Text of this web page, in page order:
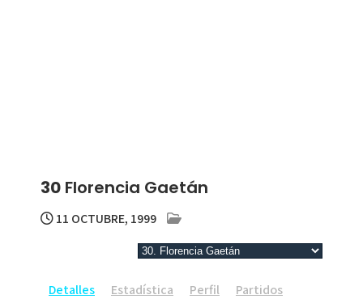
30 Florencia Gaetán
11 OCTUBRE, 1999
Detalles Estadística Perfil Partidos